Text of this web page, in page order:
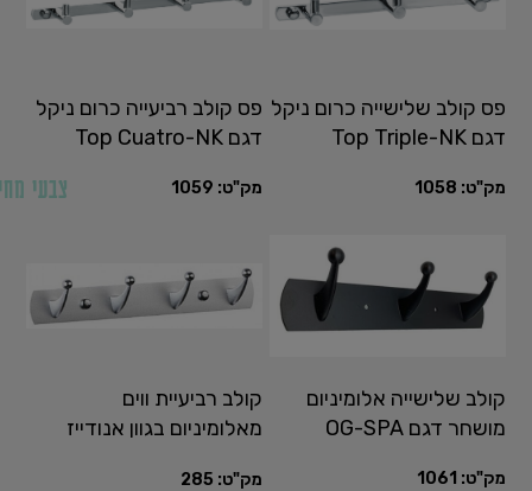
פס קולב שלישייה כרום ניקל
דגם Top Triple-NK
מק"ט: 1058
פס קולב רביעייה כרום ניקל
דגם Top Cuatro-NK
מק"ט: 1059
קולב שלישייה אלומיניום
מושחר דגם OG-SPA
מק"ט: 1061
קולב רביעיית ווים
מאלומיניום בגוון אנודייז
מק"ט: 285
צבעי